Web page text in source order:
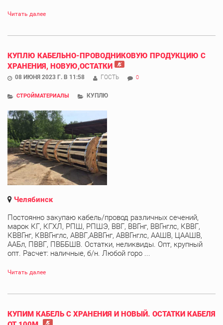
Читать далее
КУПЛЮ КАБЕЛЬНО-ПРОВОДНИКОВУЮ ПРОДУКЦИЮ С
ХРАНЕНИЯ, НОВУЮ,ОСТАТКИ
08 ИЮНЯ 2023 Г. В 11:58 ГОСТЬ 0
СТРОЙМАТЕРИАЛЫ КУПЛЮ
Челябинск
Постоянно закупаю кабель/провод различных сечений,
марок КГ, КГХЛ, РПШ, РПШЭ, ВВГ, ВВГнг, ВВГнглс, КВВГ,
КВВГнг, КВВГнглс, АВВГ,АВВГнг, АВВГнглс, ААШВ, ЦААШВ,
ААБл, ПВВГ, ПВББШВ. Остатки, неликвиды. Опт, крупный
опт. Расчет: наличные, б/н. Любой горо ...
Читать далее
КУПИМ КАБЕЛЬ С ХРАНЕНИЯ И НОВЫЙ. ОСТАТКИ КАБЕЛЯ